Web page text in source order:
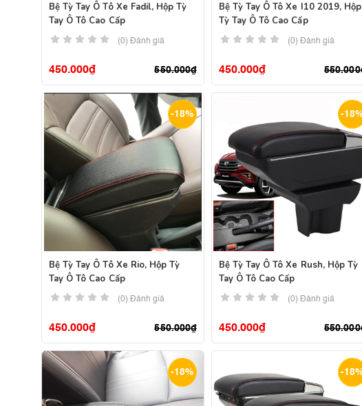
Bệ Tỳ Tay Ô Tô Xe Fadil, Hộp Tỳ
Tay Ô Tô Cao Cấp
(0) Đánh giá
550.000₫
450.000₫
Bệ Tỳ Tay Ô Tô Xe I10 2019, Hộp
Tỳ Tay Ô Tô Cao Cấp
(0) Đánh giá
550.000
450.000₫
-18%
Bệ Tỳ Tay Ô Tô Xe Rio, Hộp Tỳ
Tay Ô Tô Cao Cấp
(0) Đánh giá
550.000₫
450.000₫
-
Bệ Tỳ Tay Ô Tô Xe Rush, Hộp Tỳ
Tay Ô Tô Cao Cấp
(0) Đánh giá
550.000
450.000₫
-18% -